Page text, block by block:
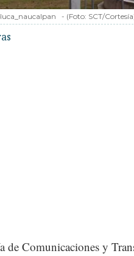
- (Foto: SCT/Cortesía
de Comunicaciones y